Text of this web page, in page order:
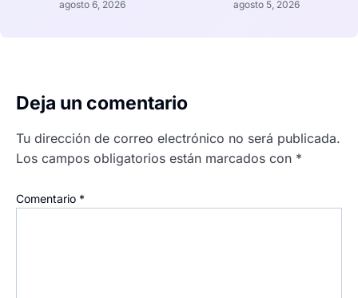
agosto 6, 2026 agosto 5, 2026
Deja un comentario
Tu dirección de correo electrónico no será publicada.
Los campos obligatorios están marcados con *
Comentario *